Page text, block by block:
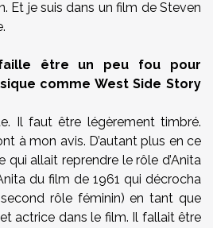
Et je suis dans un film de Steven
faille être un peu fou pour
comme West Side Story
Il faut être légèrement timbré.
à mon avis. D’autant plus en ce
allait reprendre le rôle d’Anita
du film de 1961 qui décrocha
rôle féminin) en tant que
actrice dans le film. Il fallait être